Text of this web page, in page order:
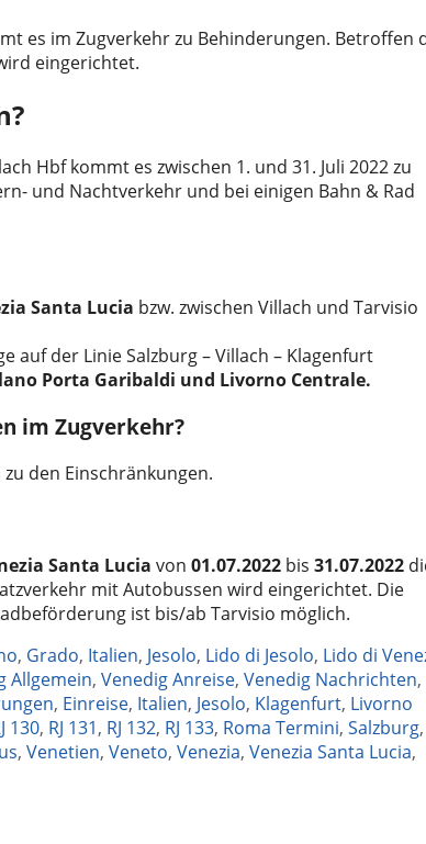
es im Zugverkehr zu Behinderungen. Betroffen
eingerichtet.
Hbf kommt es zwischen 1. und 31. Juli 2022 zu
und Nachtverkehr und bei einigen Bahn & Rad
Santa Lucia bzw. zwischen Villach und Tarvisio
auf der Linie Salzburg – Villach – Klagenfurt
Porta Garibaldi und Livorno Centrale.
im Zugverkehr?
den Einschränkungen.
Santa Lucia von 01.07.2022 bis 31.07.2022
mit Autobussen wird eingerichtet. Die
ist bis/ab Tarvisio möglich.
, Grado, Italien, Jesolo, Lido di Jesolo, Lido di
Allgemein, Venedig Anreise, Venedig Nachrichten,
, Einreise, Italien, Jesolo, Klagenfurt, Livorno
130, RJ 131, RJ 132, RJ 133, Roma Termini, Salzburg,
, Venetien, Veneto, Venezia, Venezia Santa Lucia,